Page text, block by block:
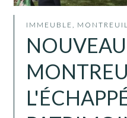
IMMEUBLE,